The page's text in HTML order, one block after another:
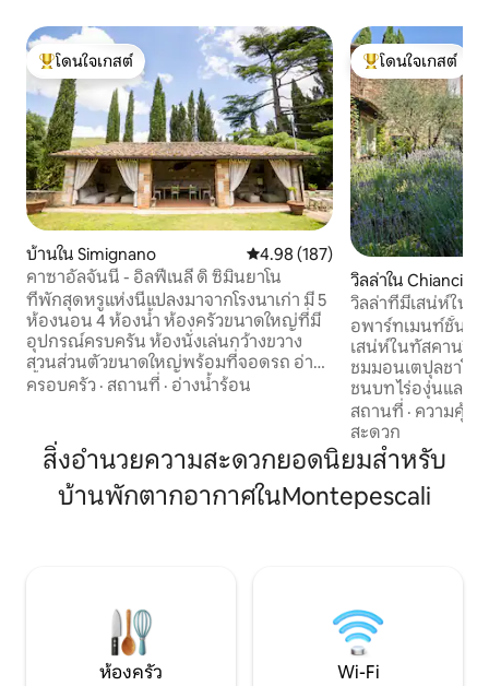
โดนใจเกสต์ที่สุด
โดนใจเกสต์
บ้านใน Simignano คะแนนเฉลี่ย 4.98 จาก 5, 187 รีวิว
4.98 (187)
คาซาอัลจันนี - อิลฟีเนลี ดิ ซิมินยาโน
ที่พักสุดหรูแห่งนี้แปลงมาจากโรงนาเก่า มี 5
ห้องนอน 4 ห้องน้ำ ห้องครัวขนาดใหญ่ที่มี
อุปกรณ์ครบครัน ห้องนั่งเล่นกว้างขวาง
สวนส่วนตัวขนาดใหญ่พร้อมที่จอดรถ อ่าง
น้ำร้อน ลานบ้านพร้อมโซฟา เตาบาร์บีคิว
ใคร โดยผสมผสานเสน่ห์แบบชนบทเข้ากับ
ความสะดวกสบายที่ทันสมัย เหมาะสำหรับ
ครอบครัวหรือกลุ่มเพื่อน เราสัญญาว่าคุณ
จะได้เพลิดเพลินกับยามค่ำคืนอันแสนวิเศษ
ครอบครัว · สถานที่ · อ่างน้ำร้อน
โดนใจเกสต์ที่สุด
โดนใจเกสต์
วิลล่าใน
วิลล่าที่มีเสน่ห์ในทั
ครอบครัวและเพื่อน
อพาร์ทเมนท์ชั้นบ
เสน่ห์ในทัสคานวิล
ชมมอนเตปุลชาโน
ชนบท ไร่องุ่นและ
จักรยานไฟฟ้า เดิ
ทกว้างขวางสอง
และห้องน้ำในตัว
โซฟาที่สบาย และ
เอง เราสามารถจัด
และการชิมไวน์ คล
สถานที่ · ความคุ้ม
สะดวก
สิ่งอำนวยความสะดวกยอดนิยมสำหรับ
บ้านพักตากอากาศในMontepescali
ห้องครัว Wi-Fi